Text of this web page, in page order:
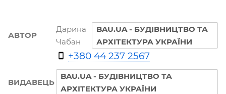
АВТОР
Дарина
Чабан
BAU.UA - БУДІВНИЦТВО ТА
АРХІТЕКТУРА УКРАЇНИ
+380 44 237 2567
ВИДАВЕЦЬ
BAU.UA - БУДІВНИЦТВО ТА
АРХІТЕКТУРА УКРАЇНИ